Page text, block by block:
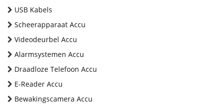
USB Kabels
Scheerapparaat Accu
Videodeurbel Accu
Alarmsystemen Accu
Draadloze Telefoon Accu
E-Reader Accu
Bewakingscamera Accu